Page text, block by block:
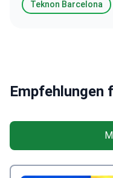
Teknon Barcelona
Empfehlungen